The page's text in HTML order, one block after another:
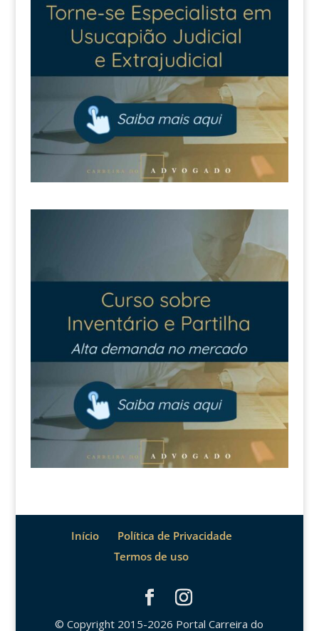
Início
Política de Privacidade
Termos de uso
© Copyright 2015-2026 Portal Carreira do